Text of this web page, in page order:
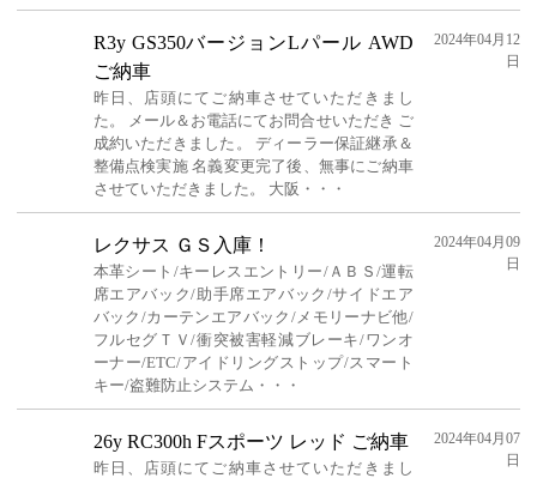
R3y GS350バージョンLパール AWD
ご納車
昨日、店頭にてご納車させていただきまし
た。 メール＆お電話にてお問合せいただき ご
成約いただきました。 ディーラー保証継承＆
整備点検実施 名義変更完了後、無事にご納車
させていただきました。 大阪・・・
2024年04月12
日
レクサス ＧＳ入庫！
本革シート/キーレスエントリー/ＡＢＳ/運転
席エアバック/助手席エアバック/サイドエア
バック/カーテンエアバック/メモリーナビ他/
フルセグＴＶ/衝突被害軽減ブレーキ/ワンオ
ーナー/ETC/アイドリングストップ/スマート
キー/盗難防止システム・・・
2024年04月09
日
26y RC300h Fスポーツ レッド ご納車
昨日、店頭にてご納車させていただきまし
2024年04月07
日